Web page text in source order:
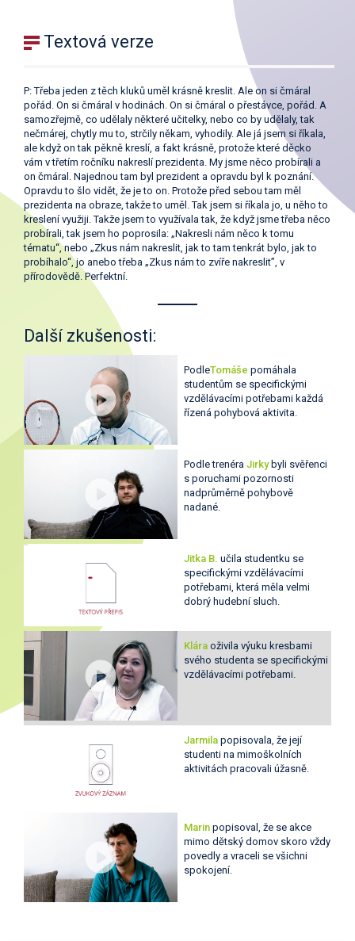
Textová verze
P: Třeba jeden z těch kluků uměl krásně kreslit. Ale on si čmáral
pořád. On si čmáral v hodinách. On si čmáral o přestávce, pořád. A
samozřejmě, co udělaly některé učitelky, nebo co by udělaly, tak
nečmárej, chytly mu to, strčily někam, vyhodily. Ale já jsem si říkala,
ale když on tak pěkně kreslí, a fakt krásně, protože které děcko
vám v třetím ročníku nakreslí prezidenta. My jsme něco probírali a
on čmáral. Najednou tam byl prezident a opravdu byl k poznání.
Opravdu to šlo vidět, že je to on. Protože před sebou tam měl
prezidenta na obraze, takže to uměl. Tak jsem si říkala jo, u něho to
kreslení využiji. Takže jsem to využívala tak, že když jsme třeba něco
probírali, tak jsem ho poprosila: „Nakresli nám něco k tomu
tématu“, nebo „Zkus nám nakreslit, jak to tam tenkrát bylo, jak to
probíhalo“, jo anebo třeba „Zkus nám to zvíře nakreslit”, v
přírodovědě. Perfektní.
Další zkušenosti:
PodleTomáše pomáhala
studentům se specifickými
vzdělávacími potřebami každá
řízená pohybová aktivita.
Podle trenéraJirkybyli svěřenci
s poruchami pozornosti
nadprůměrně pohybově
nadané.
Jitka B. učila studentku se
specifickými vzdělávacími
potřebami, která měla velmi
dobrý hudební sluch.
Klára oživila výuku kresbami
svého studenta se specifickými
vzdělávacími potřebami.
Jarmila popisovala, že její
studenti na mimoškolních
aktivitách pracovali úžasně.
Marin popisoval, že se akce
mimo dětský domov skoro vždy
povedly a vraceli se všichni
spokojení.